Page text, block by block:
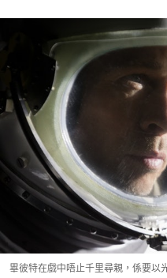
畢彼特在戲中唔止千里尋親，係要以